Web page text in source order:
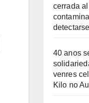
cerrada
40 anos
venres
Kilo no